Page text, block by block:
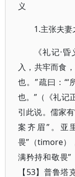
义
1.主张夫妻
《礼记·
入，共牢而食
也。”疏曰：
也。”（《礼记
引此说。儒家
案齐眉”。亚
畏”（timore）
满矜持和敬畏
【53】普鲁塔